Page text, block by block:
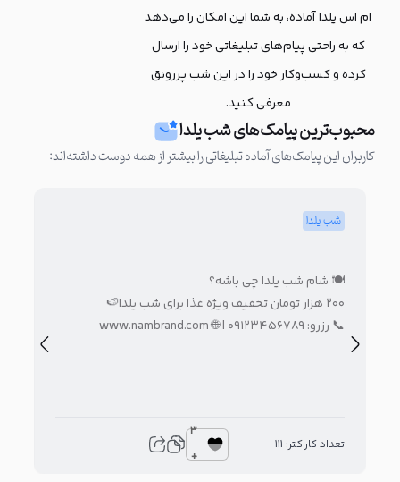
ام اس یلدا آماده، به شما این امکان را می‌دهد
که به راحتی پیام‌های تبلیغاتی خود را ارسال
کرده و کسب‌وکار خود را در این شب پررونق
معرفی کنید.
محبوب‌ترین پیامک‌های شب یلدا
کاربران این پیامک‌های آماده تبلیغاتی را بیشتر از همه دوست داشته‌اند:
شب یلدا
🍽 شام شب یلدا چی باشه؟
۲۰۰ هزار تومان تخفیف ویژه غذا برای شب یلدا🍉
📞 رزرو: ۰۹۱۲۳۴۵۶۷۸۹ | 🌐 www.nambrand.com
تعداد کاراکتر: 111
3
+